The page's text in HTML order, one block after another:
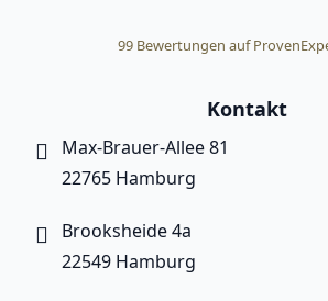
99 Bewertungen auf
Kontakt
Max-Brauer-Allee 81
22765 Hamburg
Brooksheide 4a
22549 Hamburg